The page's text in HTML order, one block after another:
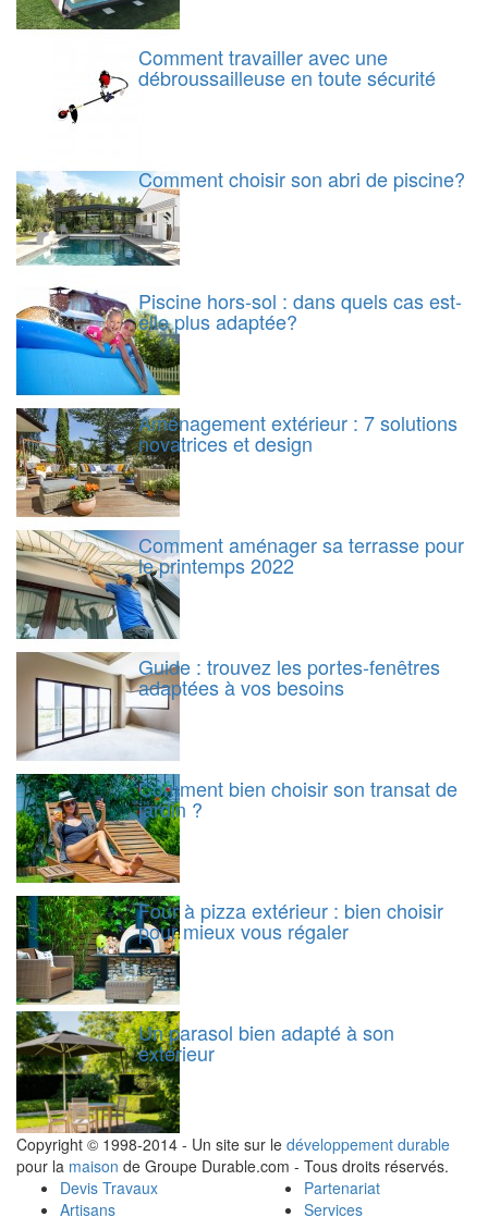
Comment travailler avec une
débroussailleuse en toute sécurité
Comment choisir son abri de piscine?
Piscine hors-sol : dans quels cas est-
elle plus adaptée?
Aménagement extérieur : 7 solutions
novatrices et design
Comment aménager sa terrasse pour
le printemps 2022
Guide : trouvez les portes-fenêtres
adaptées à vos besoins
Comment bien choisir son transat de
jardin ?
Four à pizza extérieur : bien choisir
pour mieux vous régaler
Un parasol bien adapté à son
extérieur
Copyright © 1998-2014 - Un site sur le développement durable
pour la maison de Groupe Durable.com - Tous droits réservés.
Devis Travaux
Artisans
Partenariat
Services